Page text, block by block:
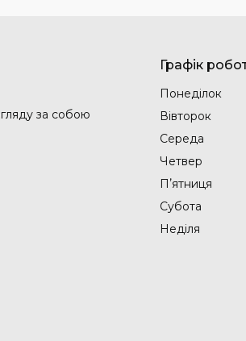
за собою
Графік
Понеділок
Вівторок
Середа
Четвер
Пʼятниця
Субота
Неділя